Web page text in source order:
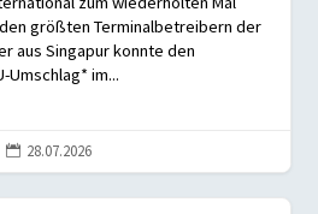
größten Terminalbetreibern der
aus Singapur konnte den
Umschlag* im...
 28.07.2026